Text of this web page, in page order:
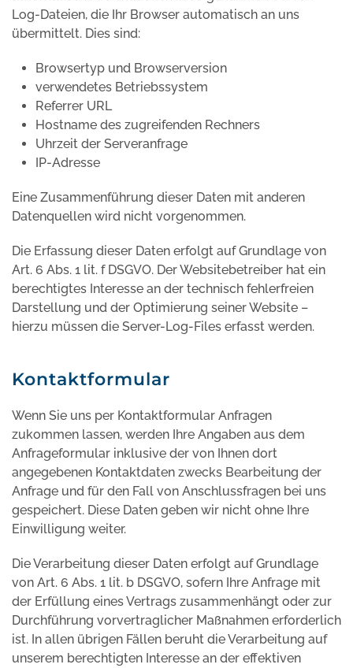
Log-Dateien, die Ihr Browser automatisch an uns
übermittelt. Dies sind:
Browsertyp und Browserversion
verwendetes Betriebssystem
Referrer URL
Hostname des zugreifenden Rechners
Uhrzeit der Serveranfrage
IP-Adresse
Eine Zusammenführung dieser Daten mit anderen
Datenquellen wird nicht vorgenommen.
Die Erfassung dieser Daten erfolgt auf Grundlage von
Art. 6 Abs. 1 lit. f DSGVO. Der Websitebetreiber hat ein
berechtigtes Interesse an der technisch fehlerfreien
Darstellung und der Optimierung seiner Website –
hierzu müssen die Server-Log-Files erfasst werden.
Kontaktformular
Wenn Sie uns per Kontaktformular Anfragen
zukommen lassen, werden Ihre Angaben aus dem
Anfrageformular inklusive der von Ihnen dort
angegebenen Kontaktdaten zwecks Bearbeitung der
Anfrage und für den Fall von Anschlussfragen bei uns
gespeichert. Diese Daten geben wir nicht ohne Ihre
Einwilligung weiter.
Die Verarbeitung dieser Daten erfolgt auf Grundlage
von Art. 6 Abs. 1 lit. b DSGVO, sofern Ihre Anfrage mit
der Erfüllung eines Vertrags zusammenhängt oder zur
Durchführung vorvertraglicher Maßnahmen erforderlich
ist. In allen übrigen Fällen beruht die Verarbeitung auf
unserem berechtigten Interesse an der effektiven